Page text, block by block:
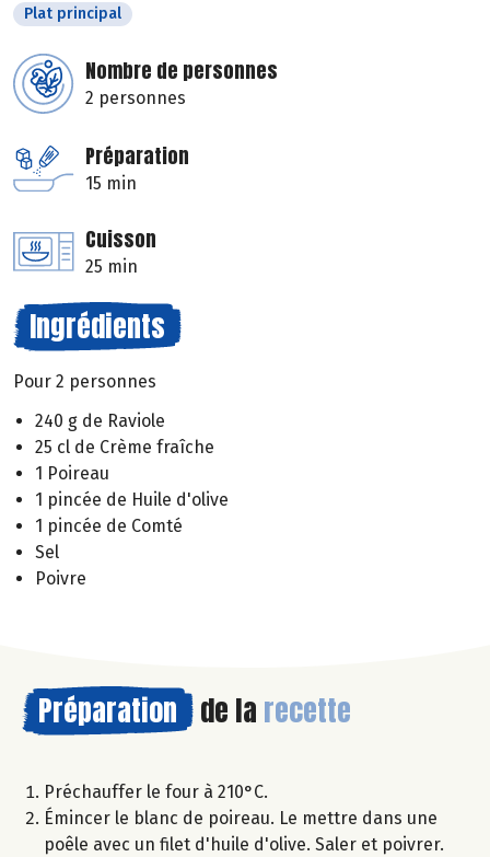
Plat principal
Nombre de personnes
2 personnes
Préparation
15 min
Cuisson
25 min
Ingrédients
Pour 2 personnes
240 g de Raviole
25 cl de Crème fraîche
1 Poireau
1 pincée de Huile d'olive
1 pincée de Comté
Sel
Poivre
Préparation de la recette
Préchauffer le four à 210°C.
Émincer le blanc de poireau. Le mettre dans une
poêle avec un filet d'huile d'olive. Saler et poivrer.